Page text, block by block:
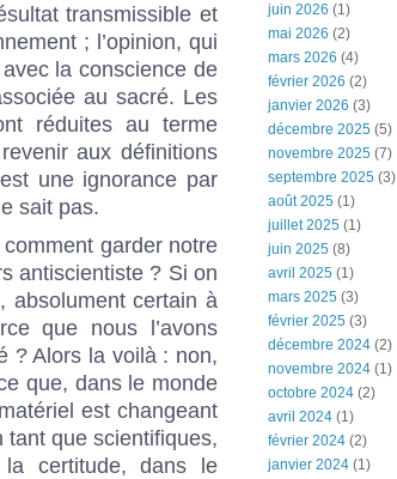
transmissible et
; l’opinion, qui
la conscience de
au sacré. Les
réduites au terme
aux définitions
une ignorance par
sait pas.
garder notre
antiscientiste ? Si on
absolument certain à
que nous l’avons
? Alors la voilà : non,
que, dans le monde
est changeant
tant que scientifiques,
la certitude, dans le
juin 2026 (1)
mai 2026 (2)
mars 2026 (4)
février 2026 (2)
janvier 2026 (3)
décembre 2025 (5)
novembre 2025 (7)
septembre 2025 (3)
août 2025 (1)
juillet 2025 (1)
juin 2025 (8)
avril 2025 (1)
mars 2025 (3)
février 2025 (3)
décembre 2024 (2)
novembre 2024 (1)
octobre 2024 (2)
avril 2024 (1)
février 2024 (2)
janvier 2024 (1)